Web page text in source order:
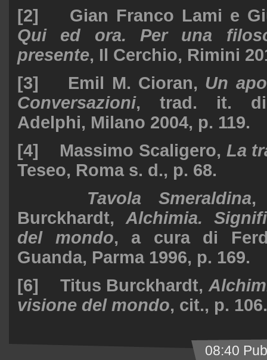
[2] Gian Franco Lami e
Qui ed ora. Per una
presente, Il Cerchio, Rimini
[3] Emil M. Cioran, Un
Conversazioni, trad. it. di
Adelphi, Milano 2004, p. 119.
[4] Massimo Scaligero, La
Teseo, Roma s. d., p. 68.
Tavola Smeraldina,
Burckhardt, Alchimia.
del mondo, a cura di
Guanda, Parma 1996, p. 169.
[6] Titus Burckhardt,
visione del mondo, cit., p. 106.
08:40